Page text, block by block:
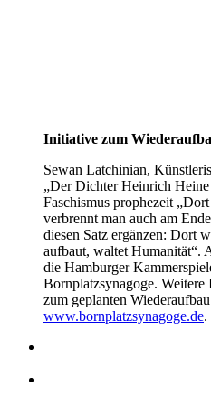
Initiative zum
Sewan Latchinian,
„Der Dichter Heinrich
Faschismus prophezeit
verbrennt man auch am
diesen Satz ergänzen: Dort
aufbaut, waltet Humanität“.
die Hamburger
Bornplatzsynagoge.
zum geplanten
www.bornplatzsynagoge.de.